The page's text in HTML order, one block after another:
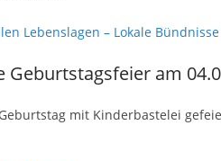
Lebenslagen – Lokale
Geburtstagsfeier am
mit Kinderbastelei